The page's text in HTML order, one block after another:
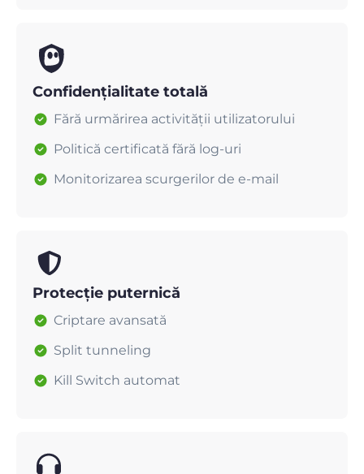
Confidențialitate totală
Fără urmărirea activității utilizatorului
Politică certificată fără log-uri
Monitorizarea scurgerilor de e-mail
Protecție puternică
Criptare avansată
Split tunneling
Kill Switch automat